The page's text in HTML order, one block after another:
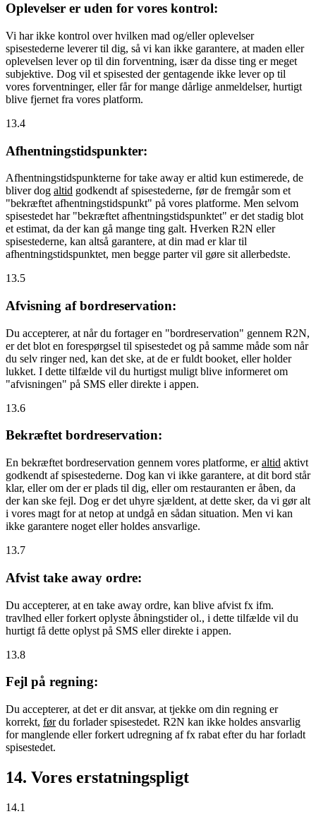
Oplevelser er uden for vores kontrol:
Vi har ikke kontrol over hvilken mad og/eller oplevelser
spisestederne leverer til dig, så vi kan ikke garantere, at maden eller
oplevelsen lever op til din forventning, især da disse ting er meget
subjektive. Dog vil et spisested der gentagende ikke lever op til
vores forventninger, eller får for mange dårlige anmeldelser, hurtigt
blive fjernet fra vores platform.
13.4
Afhentningstidspunkter:
Afhentningstidspunkterne for take away er altid kun estimerede, de
bliver dog altid godkendt af spisestederne, før de fremgår som et
"bekræftet afhentningstidspunkt" på vores platforme. Men selvom
spisestedet har "bekræftet afhentningstidspunktet" er det stadig blot
et estimat, da der kan gå mange ting galt. Hverken R2N eller
spisestederne, kan altså garantere, at din mad er klar til
afhentningstidspunktet, men begge parter vil gøre sit allerbedste.
13.5
Afvisning af bordreservation:
Du accepterer, at når du fortager en "bordreservation" gennem R2N,
er det blot en forespørgsel til spisestedet og på samme måde som når
du selv ringer ned, kan det ske, at de er fuldt booket, eller holder
lukket. I dette tilfælde vil du hurtigst muligt blive informeret om
"afvisningen" på SMS eller direkte i appen.
13.6
Bekræftet bordreservation:
En bekræftet bordreservation gennem vores platforme, eraltid aktivt
godkendt af spisestederne. Dog kan vi ikke garantere, at dit bord står
klar, eller om der er plads til dig, eller om restauranten er åben, da
der kan ske fejl. Dog er det uhyre sjældent, at dette sker, da vi gør alt
i vores magt for at netop at undgå en sådan situation. Men vi kan
ikke garantere noget eller holdes ansvarlige.
13.7
Afvist take away ordre:
Du accepterer, at en take away ordre, kan blive afvist fx ifm.
travlhed eller forkert oplyste åbningstider ol., i dette tilfælde vil du
hurtigt få dette oplyst på SMS eller direkte i appen.
13.8
Fejl på regning:
Du accepterer, at det er dit ansvar, at tjekke om din regning er
korrekt, førdu forlader spisestedet. R2N kan ikke holdes ansvarlig
for manglende eller forkert udregning af fx rabat efter du har forladt
spisestedet.
14. Vores erstatningspligt
14.1